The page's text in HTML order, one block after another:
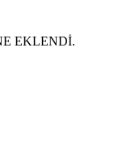
EKLENDİ.